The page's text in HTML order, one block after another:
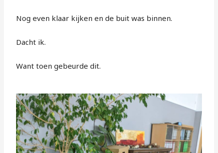
Nog even klaar kijken en de buit was binnen.
Dacht ik.
Want toen gebeurde dit.